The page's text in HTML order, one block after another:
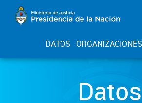
DATOS ORGANIZACIONES
Datos